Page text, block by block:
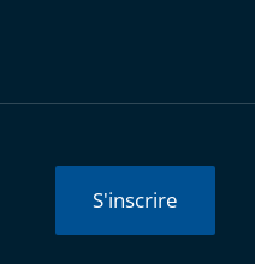
S'inscrire